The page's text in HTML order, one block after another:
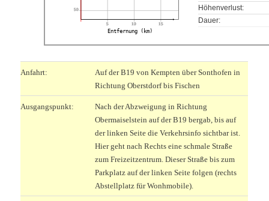
50
5 10 15
Entfernung (km)
Höhenverlust:
Dauer:
Anfahrt:
Auf der B19 von Kempten über Sonthofen in
Richtung Oberstdorf bis Fischen
Ausgangspunkt:
Nach der Abzweigung in Richtung
Obermaiselstein auf der B19 bergab, bis auf
der linken Seite die Verkehrsinfo sichtbar ist.
Hier geht nach Rechts eine schmale Straße
zum Freizeitzentrum. Dieser Straße bis zum
Parkplatz auf der linken Seite folgen (rechts
Abstellplatz für Wonhmobile).